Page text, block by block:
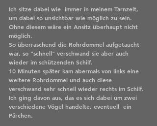
Ich sitze dabei wie  immer in meinem Tarnzelt,
um dabei so unsichtbar wie möglich zu sein.
Ohne diesem wäre ein Ansitz überhaupt nicht
möglich.
So überraschend die Rohrdommel aufgetaucht
war, so "schnell" verschwand sie aber auch
wieder im schützenden Schilf.
10 Minuten später kam abermals von links eine
weitere Rohrdommel und auch diese
verschwand sehr schnell wieder rechts im Schilf.
Ich ging davon aus, das es sich dabei um zwei
verschiedene Vögel handelte, eventuell  ein
Pärchen.